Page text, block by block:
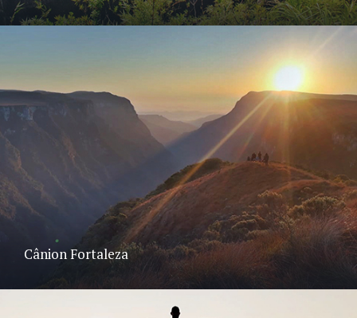
Cânion Fortaleza